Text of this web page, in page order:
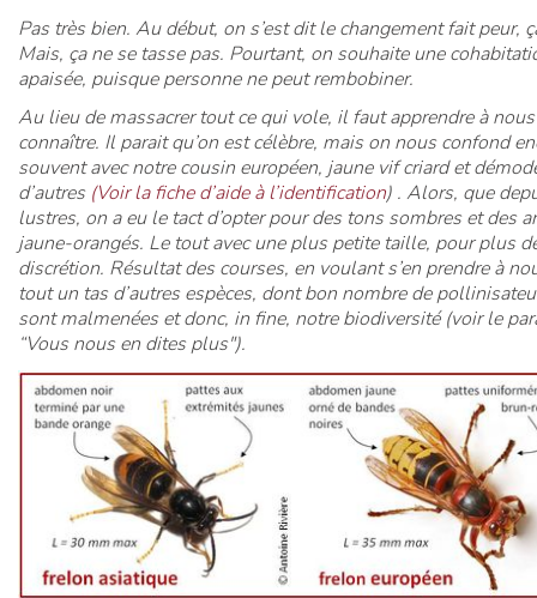
Pas très bien. Au début, on s’est dit le changement fait peur,
Mais, ça ne se tasse pas. Pourtant, on souhaite une
apaisée, puisque personne ne peut rembobiner.
Au lieu de massacrer tout ce qui vole, il faut apprendre à nous
connaître. Il parait qu’on est célèbre, mais on nous confond
souvent avec notre cousin européen, jaune vif criard et
d’autres (Voir la fiche d’aide à l’identification) . Alors, que
lustres, on a eu le tact d’opter pour des tons sombres et des
jaune-orangés. Le tout avec une plus petite taille, pour plus
discrétion. Résultat des courses, en voulant s’en prendre à
tout un tas d’autres espèces, dont bon nombre de
sont malmenées et donc, in fine, notre biodiversité (voir le
“Vous nous en dites plus").